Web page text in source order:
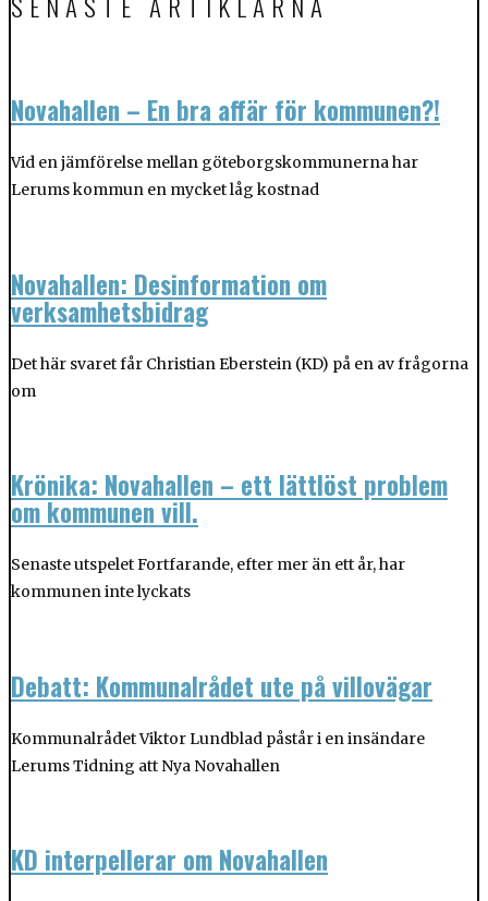
Novahallen – En bra affär för kommunen?!
Vid en jämförelse mellan göteborgskommunerna har
Lerums kommun en mycket låg kostnad
Novahallen: Desinformation om
verksamhetsbidrag
Det här svaret får Christian Eberstein (KD) på en av frågorna
om
Krönika: Novahallen – ett lättlöst problem
om kommunen vill.
Senaste utspelet Fortfarande, efter mer än ett år, har
kommunen inte lyckats
Debatt: Kommunalrådet ute på villovägar
Kommunalrådet Viktor Lundblad påstår i en insändare
Lerums Tidning att Nya Novahallen
KD interpellerar om Novahallen